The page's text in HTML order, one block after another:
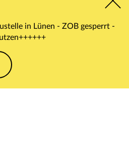
in Lünen - ZOB gesperrt -